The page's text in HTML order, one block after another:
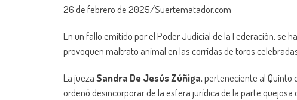
26 de febrero de 2025/Suertematador.com
En un fallo emitido por el Poder Judicial de la Federación, se
provoquen maltrato animal en las corridas de toros
La juezaSandra De Jesús Zúñiga, perteneciente al Quinto
ordenó desincorporar de la esfera jurídica de la parte quejosa